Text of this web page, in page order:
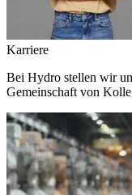
Karriere
Bei Hydro stellen wir
Gemeinschaft von